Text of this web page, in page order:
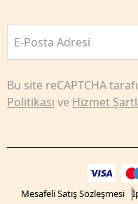
E-Posta Adresi
Bu site reCAPTCHA
Politikası ve Hizmet
Mesafeli Satış Sözleşmesi